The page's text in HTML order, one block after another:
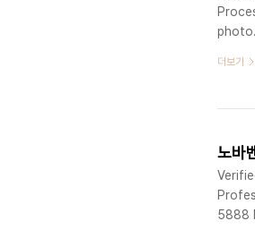
더보기
노바
5888